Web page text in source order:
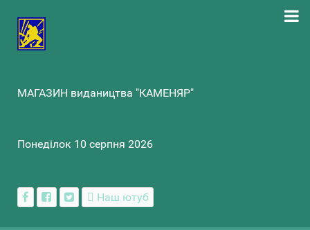
МАГАЗИН видаництва "КАМЕНЯР"
Понеділок 10 серпня 2026
Наш ютуб